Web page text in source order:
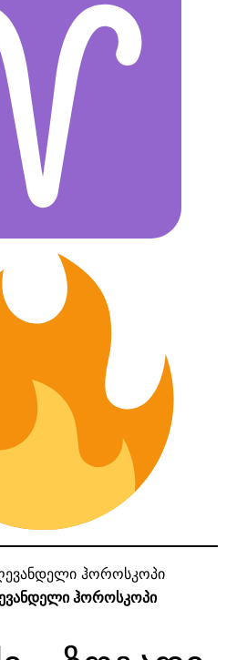
ჰოროსკოპი